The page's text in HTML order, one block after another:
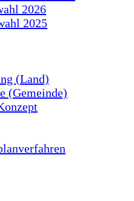
2026
2025
(Land)
(Gemeinde)